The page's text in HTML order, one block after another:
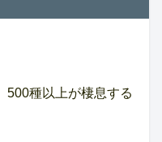
500種以上が棲息する